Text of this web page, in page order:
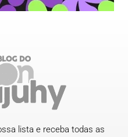
lista e receba todas as